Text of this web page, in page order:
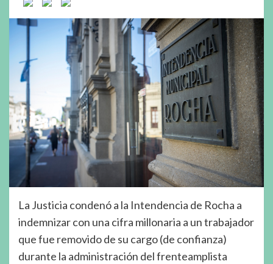
La Justicia condenó a la Intendencia de Rocha a
indemnizar con una cifra millonaria a un trabajador
que fue removido de su cargo (de confianza)
durante la administración del frenteamplista